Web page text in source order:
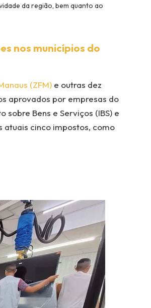
da região, bem quanto ao
nos municípios do
(ZFM)e outras dez
aprovados por empresas do
Bens e Serviços (IBS) e
atuais cinco impostos, como